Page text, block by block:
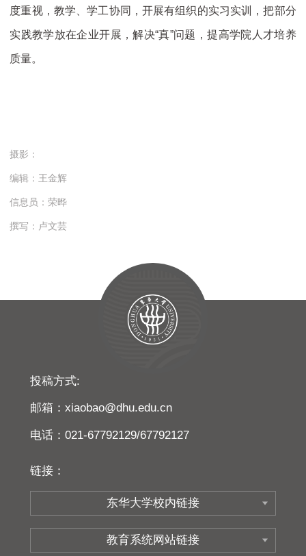
度重视，教学、学工协同，开展有组织的实习实训，把部分
实践教学放在企业开展，解决“真”问题，提高学院人才培养
质量。
摄影：
编辑：王金辉
信息员：荣晔
撰写：卢文芸
投稿方式:
邮箱：xiaobao@dhu.edu.cn
电话：021-67792129/67792127
链接：